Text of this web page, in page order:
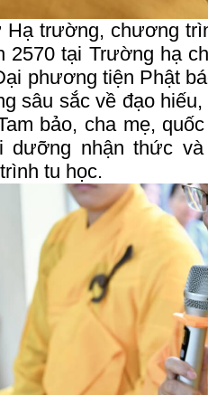
trường, chương
2570 tại Trường hạ
phương tiện Phật
sâu sắc về đạo
bảo, cha mẹ,
dưỡng nhận thức
tu học.